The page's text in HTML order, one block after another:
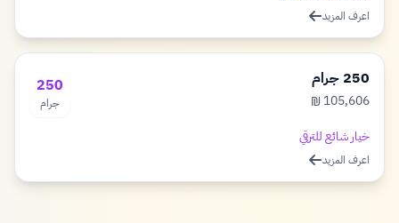
اعرف المزيد
250 جرام
105,606 شيكل
₪
250
جرام
خيار شائع للترقي
اعرف المزيد